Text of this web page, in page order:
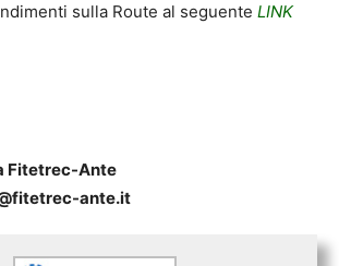
sulla Route al seguente LINK
Fitetrec-Ante
ante.it